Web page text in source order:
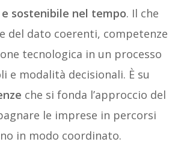
sostenibile nel tempo. Il che
del dato coerenti, competenze
tecnologica in un processo
e modalità decisionali. È su
che si fonda l’approccio del
le imprese in percorsi
in modo coordinato.